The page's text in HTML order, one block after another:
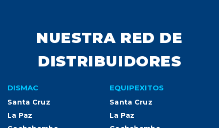
NUESTRA RED DE
DISTRIBUIDORES
DISMAC
Santa Cruz
La Paz
EQUIPEXITOS
Santa Cruz
La Paz